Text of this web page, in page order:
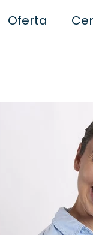
Oferta